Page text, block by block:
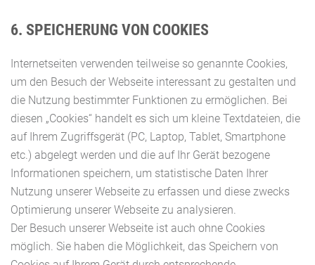
6. SPEICHERUNG VON COOKIES
Internetseiten verwenden teilweise so genannte Cookies,
um den Besuch der Webseite interessant zu gestalten und
die Nutzung bestimmter Funktionen zu ermöglichen. Bei
diesen „Cookies“ handelt es sich um kleine Textdateien, die
auf Ihrem Zugriffsgerät (PC, Laptop, Tablet, Smartphone
etc.) abgelegt werden und die auf Ihr Gerät bezogene
Informationen speichern, um statistische Daten Ihrer
Nutzung unserer Webseite zu erfassen und diese zwecks
Optimierung unserer Webseite zu analysieren.
Der Besuch unserer Webseite ist auch ohne Cookies
möglich. Sie haben die Möglichkeit, das Speichern von